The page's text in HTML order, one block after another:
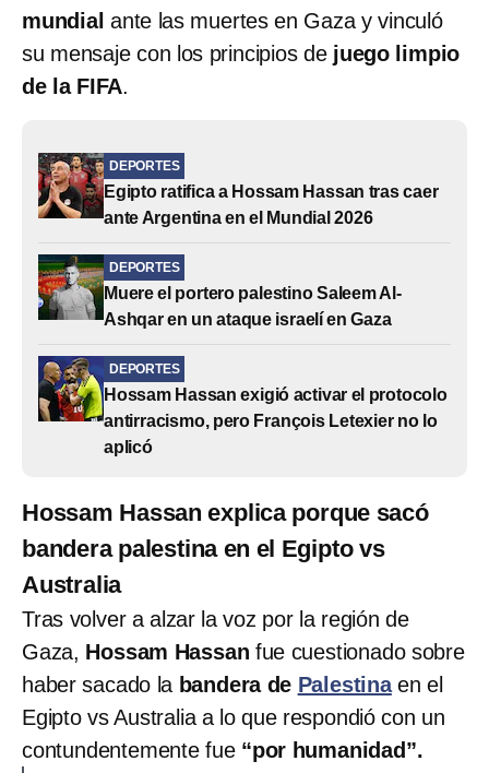
mundial ante las muertes en Gaza y vinculó
su mensaje con los principios de juego limpio
de la FIFA.
DEPORTES
Egipto ratifica a Hossam Hassan tras caer
ante Argentina en el Mundial 2026
DEPORTES
Muere el portero palestino Saleem Al-
Ashqar en un ataque israelí en Gaza
DEPORTES
Hossam Hassan exigió activar el protocolo
antirracismo, pero François Letexier no lo
aplicó
Hossam Hassan explica porque sacó
bandera palestina en el Egipto vs
Australia
Tras volver a alzar la voz por la región de
Gaza, Hossam Hassan fue cuestionado sobre
haber sacado la bandera de Palestinaen el
Egipto vs Australia a lo que respondió con un
contundentemente fue“por humanidad”.